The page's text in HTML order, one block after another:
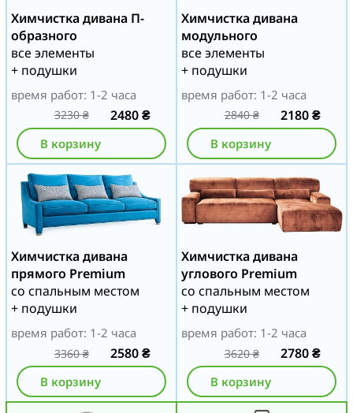
Химчистка дивана П-
образного
все элементы
+ подушки
время работ: 1-2 часа
3230₴ 2480₴
В корзину
Химчистка дивана
модульного
все элементы
+ подушки
время работ: 1-2 часа
2840₴ 2180₴
В корзину
Химчистка дивана
прямого Premium
со спальным местом
+ подушки
время работ: 1-2 часа
3360₴ 2580₴
В корзину
Химчистка дивана
углового Premium
со спальным местом
+ подушки
время работ: 1-2 часа
3620₴ 2780₴
В корзину